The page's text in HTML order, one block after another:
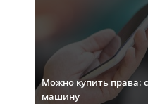
Можно купить права:
машину